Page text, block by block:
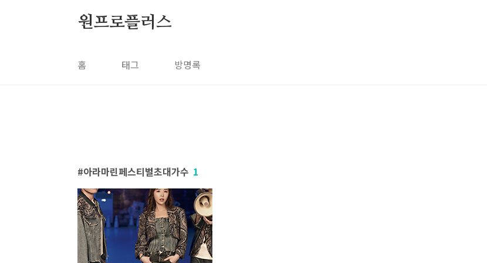
원프로플러스
홈 태그 방명록
아라마린페스티벌초대가수 1